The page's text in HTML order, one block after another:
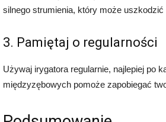
silnego strumienia, który może uszkodzić
3. Pamiętaj o regularności
Używaj irygatora regularnie, najlepiej po
międzyzębowych pomoże zapobiegać